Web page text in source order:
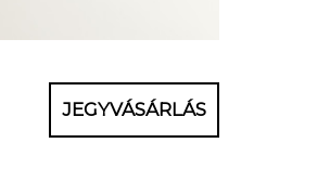
JEGYVÁSÁRLÁS